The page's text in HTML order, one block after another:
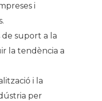
i
suport a la
la tendència a
i la
per